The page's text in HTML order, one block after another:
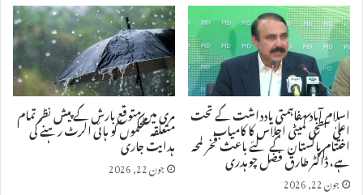
اسلام آباد مفاہمتی یادداشت کے تحت
اعلیٰ سطحی کمیٹی اجلاس کا کامیاب
اختتام پاکستان کے لئے باعث فخر لمحہ
ہے، ڈاکٹر طارق فضل چوہدری
جون 22, 2026
مری میں متوقع بارش کے پیش نظر تمام
متعلقہ محکموں کو ہائی الرٹ رہنے کی
ہدایت جاری
جون 22, 2026